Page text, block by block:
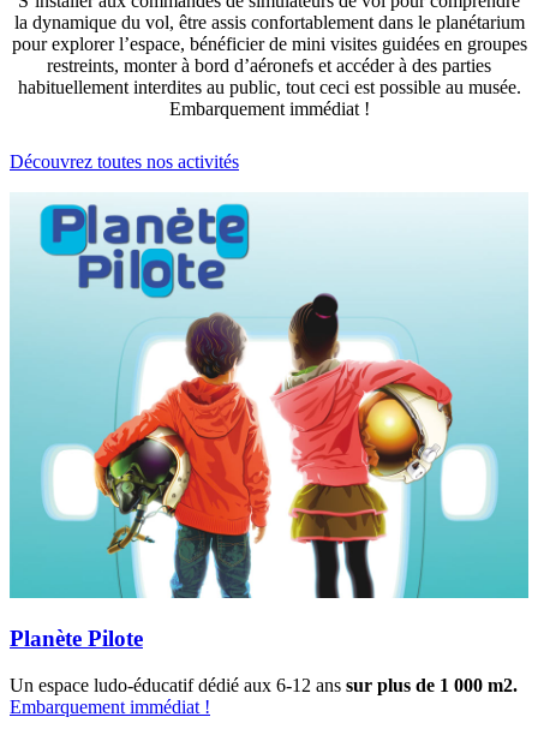
la dynamique du vol, être assis confortablement dans le planétarium
pour explorer l’espace, bénéficier de mini visites guidées en groupes
restreints, monter à bord d’aéronefs et accéder à des parties
habituellement interdites au public, tout ceci est possible au musée.
Embarquement immédiat !
Découvrez toutes nos activités
Planète Pilote
Un espace ludo-éducatif dédié aux 6-12 ans sur plus de 1 000 m2.
Embarquement immédiat !